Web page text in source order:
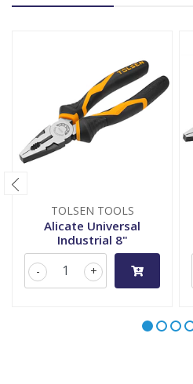
TOLSEN TOOLS
Alicate Universal
Industrial 8"
+
-